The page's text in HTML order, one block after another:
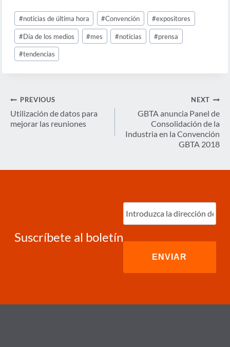
Post
Tags:
#noticias de última hora #Convención #expositores
#Día de los medios #mes #noticias #prensa
#tendencias
Navegación
de
entradas
PREVIOUS
Utilización de datos para
mejorar las reuniones
NEXT
GBTA anuncia Panel de
Consolidación de la
Industria en la Convención
GBTA 2018
Suscríbete al boletín
Ingrese
correo
electrónico